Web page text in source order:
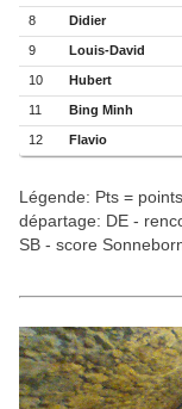
8 Didier
9 Louis-David
10 Hubert
11 Bing Minh
12 Flavio
Légende: Pts =
départage: DE -
SB - score